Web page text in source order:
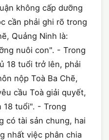
không cấp dưỡng
cần phải ghi rõ trong
Quảng Ninh là:
nuôi con". - Trong
18 tuổi trở lên, phải
nộp Toà Ba Chẽ,
cầu Toà giải quyết,
18 tuổi". - Trong
có tài sản chung, hai
nhất việc phân chia